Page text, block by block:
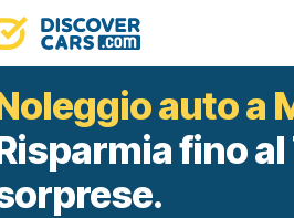
auto a
fino